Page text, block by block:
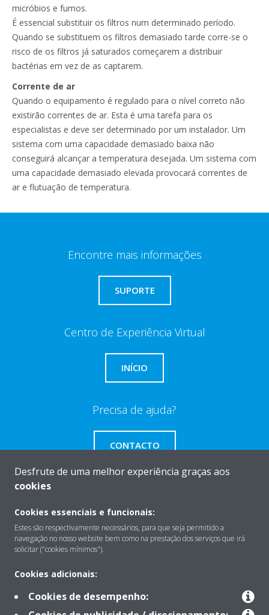
micróbios e fumos.
É essencial substituir os filtros num determinado período.
Quando se substituem os filtros demasiado tarde corre-se o
risco de os filtros já saturados começarem a distribuir
bactérias em vez de as captarem.
Corrente de ar
Quando o equipamento é regulado para o nível correto não
existirão correntes de ar. Esta é uma tarefa para os
especialistas e deve ser determinado por um instalador. Um
sistema com uma capacidade demasiado baixa não
conseguirá alcançar a temperatura desejada. Um sistema com
uma capacidade demasiado elevada provocará correntes de
ar e flutuação de temperatura.
Encontre mais informações
SUPORTE
Centro de Experiência Virtual
INÍCIO
Precisa de ajuda?
CONTACTO
Sobre
Contacto
Desfrute de uma melhor experiência graças aos
cookies
Cookies essenciais e funcionais:
Estes são respectivamente necessários, para que seja permitido a
navegação no nosso website bem como na prestação dos serviços que irá
solicitar ("cookies mínimos").
Cookies adicionais:
Cookies de desempenho: